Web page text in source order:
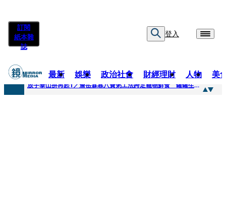
訂閱
紙本雜
誌
登入
最新 娛樂 政治社會 財經理財 人物 美
快訊
放手泰山拚再起1／詹岳霖靠八寶粥工法跨足寵物鮮食 罐罐生產前先請「叼嘴王后」試吃